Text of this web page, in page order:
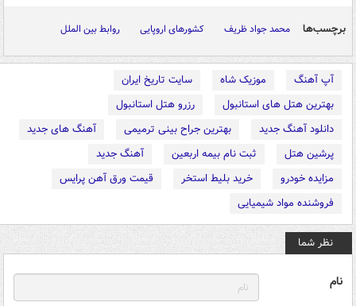
برچسب‌ها محمد جواد ظریف کشورهای اروپایی روابط بین الملل
آپ آهنگ موزیک شاه
سایت تاریخ ایران
بهترین هتل های استانبول
رزرو هتل استانبول
دانلود آهنگ جدید
بهترین جراح بینی ترمیمی
آهنگ های جدید
پرشین هتل
ثبت نام بیمه اربعین
آهنگ جدید
مزایده خودرو
خرید بلیط استخر
قیمت ورق آهن پرایس
فروشنده مواد شیمیایی
نظر شما
نام